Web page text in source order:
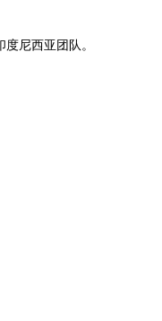
尼西亚团队。